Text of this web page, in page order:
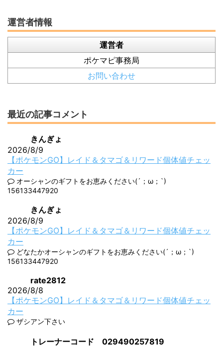
運営者情報
運営者
ポケマピ事務局
お問い合わせ
最近の記事コメント
きんぎょ
2026/8/9
【ポケモンGO】レイド＆タマゴ＆リワード個体値チェッ
カー
オーシャンのギフトをお恵みください(´；ω；`)
156133447920
きんぎょ
2026/8/9
【ポケモンGO】レイド＆タマゴ＆リワード個体値チェッ
カー
どなたかオーシャンのギフトをお恵みください(´；ω；`)
156133447920
rate2812
2026/8/8
【ポケモンGO】レイド＆タマゴ＆リワード個体値チェッ
カー
ザシアン下さい
トレーナーコード 029490257819